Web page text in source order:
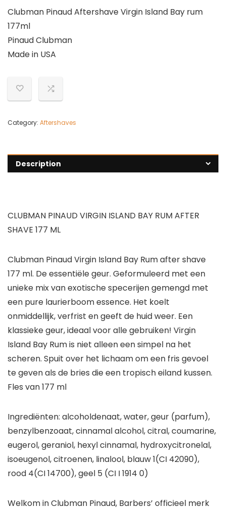
Clubman Pinaud Aftershave Virgin Island Bay rum
177ml
Pinaud Clubman
Made in USA
Category: Aftershaves
Description
CLUBMAN PINAUD VIRGIN ISLAND BAY RUM AFTER
SHAVE 177 ML
Clubman Pinaud Virgin Island Bay Rum after shave
177 ml. De essentiële geur. Geformuleerd met een
unieke mix van exotische specerijen gemengd met
een pure laurierboom essence. Het koelt
onmiddellijk, verfrist en geeft de huid weer. Een
klassieke geur, ideaal voor alle gebruiken! Virgin
Island Bay Rum is niet alleen een simpel na het
scheren. Spuit over het lichaam om een fris gevoel
te geven als de bries die een tropisch eiland kussen.
Fles van 177 ml
Ingrediënten: alcoholdenaat, water, geur (parfum),
benzylbenzoaat, cinnamal alcohol, citral, coumarine,
eugerol, geraniol, hexyl cinnamal, hydroxycitronelal,
isoeugenol, citroenen, linalool, blauw 1(CI 42090),
rood 4(CI 14700), geel 5 (CI I 1914 0)
Welkom in Clubman Pinaud, Barbers’ officieel merk